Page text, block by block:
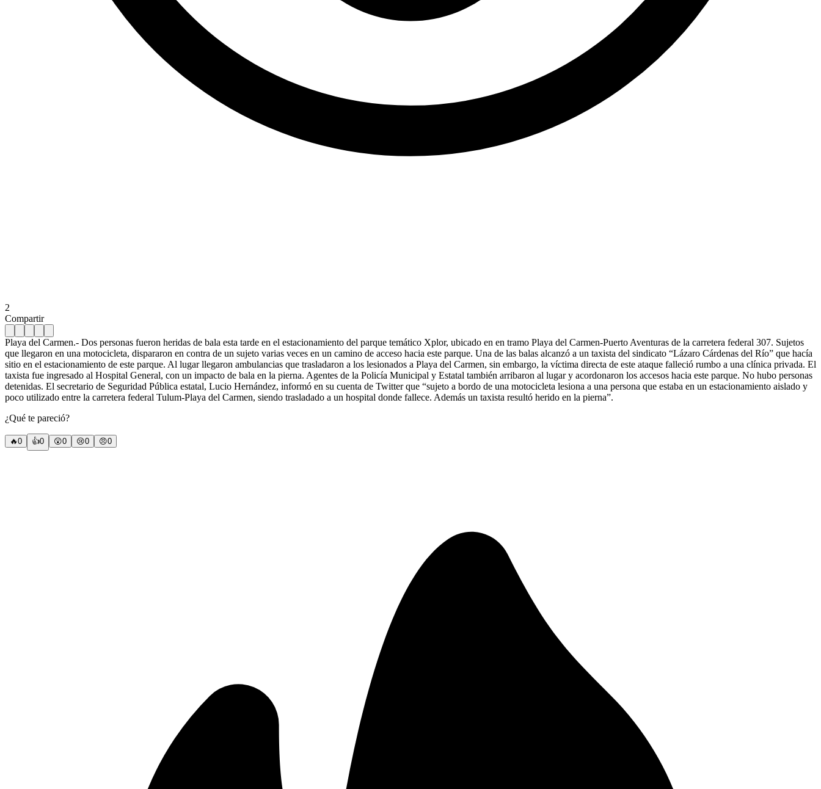
2
Compartir
Playa del Carmen.- Dos personas fueron heridas de bala esta tarde en el estacionamiento del parque temático Xplor, ubicado en en tramo Playa del Carmen-Puerto Aventuras de la carretera federal 307. Sujetos
que llegaron en una motocicleta, dispararon en contra de un sujeto varias veces en un camino de acceso hacia este parque. Una de las balas alcanzó a un taxista del sindicato “Lázaro Cárdenas del Río” que hacía
sitio en el estacionamiento de este parque. Al lugar llegaron ambulancias que trasladaron a los lesionados a Playa del Carmen, sin embargo, la víctima directa de este ataque falleció rumbo a una clínica privada. El
taxista fue ingresado al Hospital General, con un impacto de bala en la pierna. Agentes de la Policía Municipal y Estatal también arribaron al lugar y acordonaron los accesos hacia este parque. No hubo personas
detenidas. El secretario de Seguridad Pública estatal, Lucio Hernández, informó en su cuenta de Twitter que “sujeto a bordo de una motocicleta lesiona a una persona que estaba en un estacionamiento aislado y
poco utilizado entre la carretera federal Tulum-Playa del Carmen, siendo trasladado a un hospital donde fallece. Además un taxista resultó herido en la pierna”.
¿Qué te pareció?
🔥0 👍0 😲0 😢0 😠0